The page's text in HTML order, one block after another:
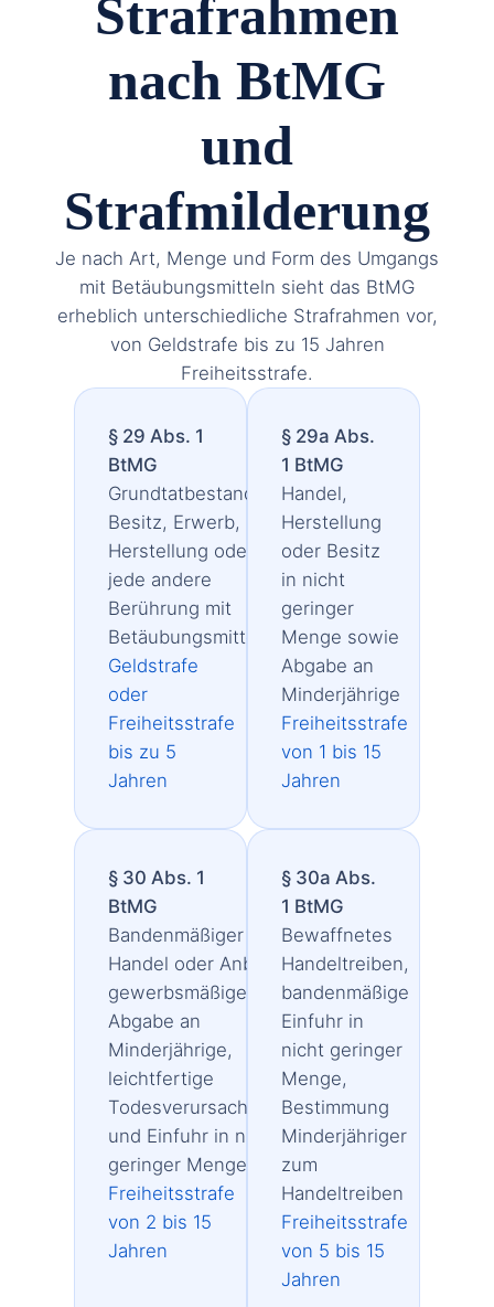
Strafrahmen
nach BtMG
und
Strafmilderung
Je nach Art, Menge und Form des Umgangs
mit Betäubungsmitteln sieht das BtMG
erheblich unterschiedliche Strafrahmen vor,
von Geldstrafe bis zu 15 Jahren
Freiheitsstrafe.
§ 29 Abs. 1
BtMG
Grundtatbestand:
Besitz, Erwerb,
Herstellung oder
jede andere
Berührung mit
Betäubungsmitteln
Geldstrafe
oder
Freiheitsstrafe
bis zu 5
Jahren
§ 29a Abs.
1 BtMG
Handel,
Herstellung
oder Besitz
in nicht
geringer
Menge sowie
Abgabe an
Minderjährige
Freiheitsstrafe
von 1 bis 15
Jahren
§ 30 Abs. 1
BtMG
Bandenmäßiger
Handel oder Anbau,
gewerbsmäßige
Abgabe an
Minderjährige,
leichtfertige
Todesverursachung
und Einfuhr in nicht
geringer Menge
Freiheitsstrafe
von 2 bis 15
Jahren
§ 30a Abs.
1 BtMG
Bewaffnetes
Handeltreiben,
bandenmäßige
Einfuhr in
nicht geringer
Menge,
Bestimmung
Minderjähriger
zum
Handeltreiben
Freiheitsstrafe
von 5 bis 15
Jahren